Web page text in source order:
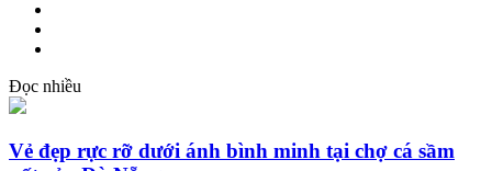
Đọc nhiều
Vẻ đẹp rực rỡ dưới ánh bình minh tại chợ cá sầm